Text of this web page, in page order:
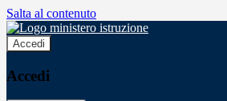
Salta al contenuto
Accedi
Accedi